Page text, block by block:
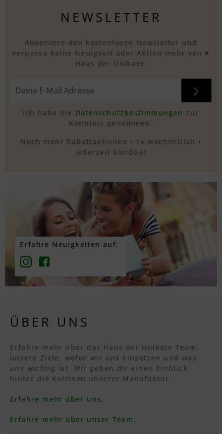
NEWSLETTER
Abonniere den kostenlosen Newsletter und
verpasse keine Neuigkeit oder Aktion mehr von ♥
Haus der Unikate.
Ich habe die Datenschutzbestimmungen zur
Kenntnis genommen.
Noch mehr Rabattaktionen • 1x wochentlich •
jederzeit kündbar
Erfahre Neuigkeiten auf:
ÜBER UNS
Erfahre mehr über das Haus der Unikate Team,
unsere Ziele, wofür wir uns einsetzen und was
uns wichtig ist. Wir geben dir einen Einblick
hinter die Kulissen unserer Manufaktur.
Erfahre mehr über uns.
Erfahre mehr über unser Team.